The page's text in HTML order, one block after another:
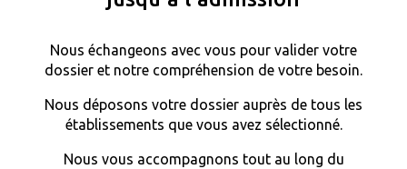
Nous échangeons avec vous pour valider votre
dossier et notre compréhension de votre besoin.
Nous déposons votre dossier auprès de tous les
établissements que vous avez sélectionné.
Nous vous accompagnons tout au long du